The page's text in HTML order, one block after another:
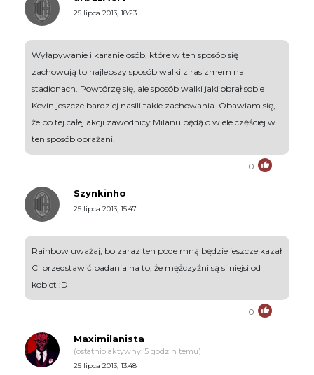
25 lipca 2013, 18:23
Wyłapywanie i karanie osób, które w ten sposób się
zachowują to najlepszy sposób walki z rasizmem na
stadionach. Powtórzę się, ale sposób walki jaki obrał sobie
Kevin jeszcze bardziej nasili takie zachowania. Obawiam się,
że po tej całej akcji zawodnicy Milanu będą o wiele częściej w
ten sposób obrażani.
0
Szynkinho
25 lipca 2013, 15:47
Rainbow uważaj, bo zaraz ten pode mną będzie jeszcze kazał
Ci przedstawić badania na to, że mężczyźni są silniejsi od
kobiet :D
0
Maximilanista
(ostatnio aktywny: 5 godzin temu)
25 lipca 2013, 13:48